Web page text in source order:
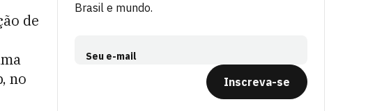
de
no
Brasil e mundo.
Seu e-mail
Inscreva-se